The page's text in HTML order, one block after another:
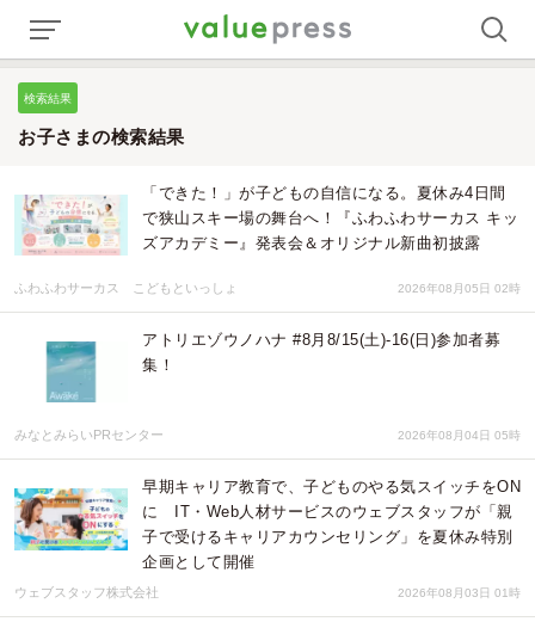
検索結果
お子さまの検索結果
「できた！」が子どもの自信になる。夏休み4日間
で狭山スキー場の舞台へ！『ふわふわサーカス キッ
ズアカデミー』発表会＆オリジナル新曲初披露
ふわふわサーカス こどもといっしょ 2026年08月05日 02時
アトリエゾウノハナ #8月8/15(土)-16(日)参加者募
集！
みなとみらいPRセンター 2026年08月04日 05時
早期キャリア教育で、子どものやる気スイッチをON
に IT・Web人材サービスのウェブスタッフが「親
子で受けるキャリアカウンセリング」を夏休み特別
企画として開催
ウェブスタッフ株式会社 2026年08月03日 01時